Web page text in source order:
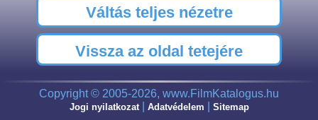
Váltás teljes nézetre
Vissza az oldal tetejére
Copyright © 2005-2026, www.FilmKatalogus.hu
Jogi nyilatkozat| Adatvédelem Sitemap